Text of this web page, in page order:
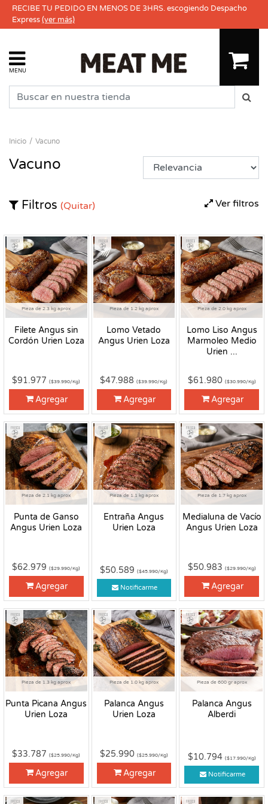
RECIBE TU PEDIDO EN MENOS DE 3HRS. escogiendo Despacho
Express(ver más)
MENU
Inicio Vacuno
Vacuno
Ver filtros
Filtros (Quitar)
Pieza de 2.3 kg aprox
Filete Angus sin
Cordón Urien Loza
Fresco
$91.977($39.990/Kg)
Agregar
Pieza de 1.2 kg aprox
Lomo Vetado
Angus Urien Loza
Fresco
$47.988($39.990/Kg)
Agregar
Pieza de 2.0 kg aprox
Lomo Liso Angus
Marmoleo Medio
Urien ...
Fresco
$61.980 ($30.990/Kg)
Agregar
Pieza de 2.1 kg aprox
Punta de Ganso
Angus Urien Loza
Fresco
$62.979($29.990/Kg)
Agregar
Pieza de 1.1 kg aprox
Entraña Angus
Urien Loza
Fresco
$50.589 ($45.990/Kg)
Notificarme
Pieza de 1.7 kg aprox
Medialuna de Vacío
Angus Urien Loza
Fresco
$50.983 ($29.990/Kg)
Agregar
Pieza de 1.3 kg aprox
Punta Picana Angus
Urien Loza
Fresco
$33.787($25.990/Kg)
Agregar
Pieza de 1.0 kg aprox
Palanca Angus
Urien Loza
Fresco
$25.990 ($25.990/Kg)
Agregar
Pieza de 600 gr aprox
Palanca Angus
Alberdi
Fresco
$10.794 ($17.990/Kg)
Notificarme
Fresco Fresco Fresco